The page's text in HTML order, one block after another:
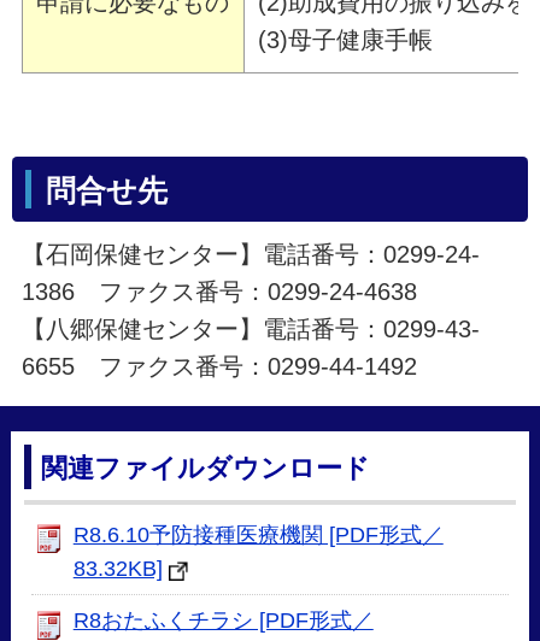
(3)母子健康手帳
問合せ先
【石岡保健センター】電話番号：0299-24-
1386 ファクス番号：0299-24-4638
【八郷保健センター】電話番号：0299-43-
6655 ファクス番号：0299-44-1492
関連ファイルダウンロード
R8.6.10予防接種医療機関 [PDF形式／
83.32KB]
R8おたふくチラシ [PDF形式／